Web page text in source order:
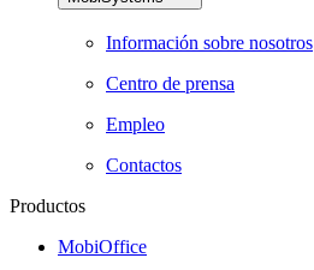
Información sobre nosotros
Centro de prensa
Empleo
Contactos
Productos
MobiOffice